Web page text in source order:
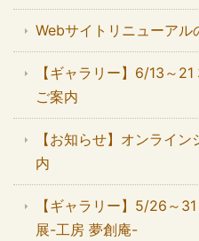
Webサイトリニューアル
【ギャラリー】6/13～
ご案内
【お知らせ】オンライ
内
【ギャラリー】5/26～
展-工房 夢創庵-